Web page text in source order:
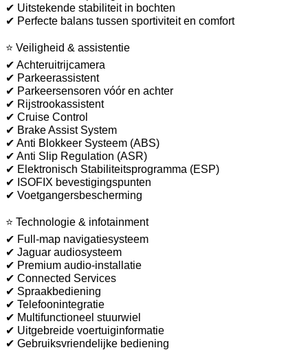
✔ Uitstekende stabiliteit in bochten
✔ Perfecte balans tussen sportiviteit en comfort
⭐ Veiligheid & assistentie
✔ Achteruitrijcamera
✔ Parkeerassistent
✔ Parkeersensoren vóór en achter
✔ Rijstrookassistent
✔ Cruise Control
✔ Brake Assist System
✔ Anti Blokkeer Systeem (ABS)
✔ Anti Slip Regulation (ASR)
✔ Elektronisch Stabiliteitsprogramma (ESP)
✔ ISOFIX bevestigingspunten
✔ Voetgangersbescherming
⭐ Technologie & infotainment
✔ Full-map navigatiesysteem
✔ Jaguar audiosysteem
✔ Premium audio-installatie
✔ Connected Services
✔ Spraakbediening
✔ Telefoonintegratie
✔ Multifunctioneel stuurwiel
✔ Uitgebreide voertuiginformatie
✔ Gebruiksvriendelijke bediening